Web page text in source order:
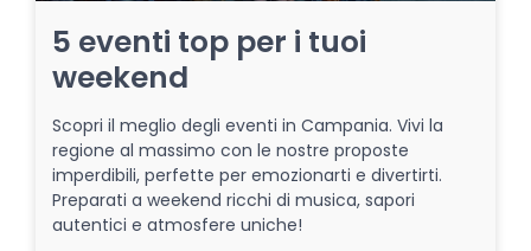
5 eventi top per i tuoi
weekend
Scopri il meglio degli eventi in Campania. Vivi la
regione al massimo con le nostre proposte
imperdibili, perfette per emozionarti e divertirti.
Preparati a weekend ricchi di musica, sapori
autentici e atmosfere uniche!